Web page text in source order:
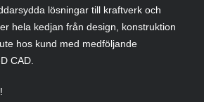
lösningar till kraftverk och
hela kedjan från design, konstruktion
hos kund med medföljande
CAD.